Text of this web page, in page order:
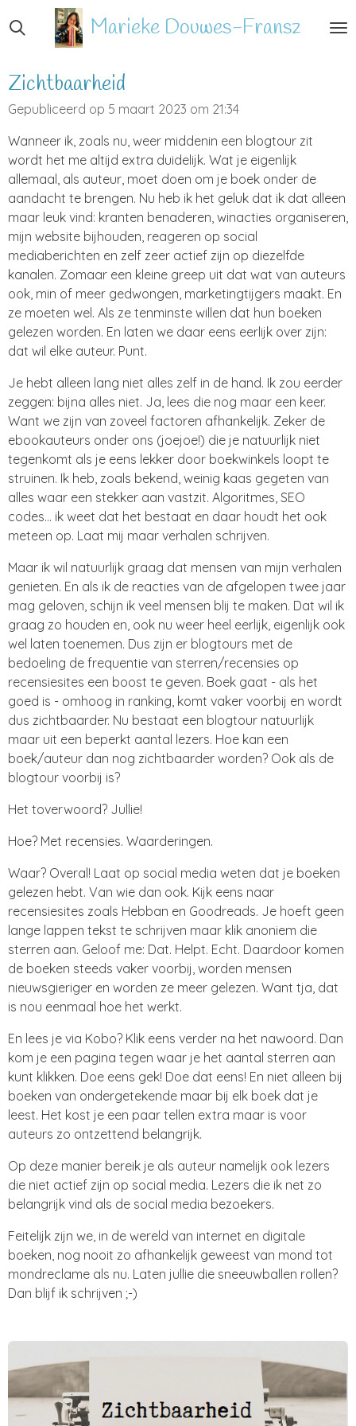
direct
de
hoofdinhoud
Marieke Douwes-Fransz
Zichtbaarheid
Gepubliceerd op 5 maart 2023 om 21:34
Wanneer ik, zoals nu, weer middenin een blogtour zit
wordt het me altijd extra duidelijk. Wat je eigenlijk
allemaal, als auteur, moet doen om je boek onder de
aandacht te brengen. Nu heb ik het geluk dat ik dat alleen
maar leuk vind: kranten benaderen, winacties organiseren,
mijn website bijhouden, reageren op social
mediaberichten en zelf zeer actief zijn op diezelfde
kanalen. Zomaar een kleine greep uit dat wat van auteurs
ook, min of meer gedwongen, marketingtijgers maakt. En
ze moeten wel. Als ze tenminste willen dat hun boeken
gelezen worden. En laten we daar eens eerlijk over zijn:
dat wil elke auteur. Punt.
Je hebt alleen lang niet alles zelf in de hand. Ik zou eerder
zeggen: bijna alles niet. Ja, lees die nog maar een keer.
Want we zijn van zoveel factoren afhankelijk. Zeker de
ebookauteurs onder ons (joejoe!) die je natuurlijk niet
tegenkomt als je eens lekker door boekwinkels loopt te
struinen. Ik heb, zoals bekend, weinig kaas gegeten van
alles waar een stekker aan vastzit. Algoritmes, SEO
codes... ik weet dat het bestaat en daar houdt het ook
meteen op. Laat mij maar verhalen schrijven.
Maar ik wil natuurlijk graag dat mensen van mijn verhalen
genieten. En als ik de reacties van de afgelopen twee jaar
mag geloven, schijn ik veel mensen blij te maken. Dat wil ik
graag zo houden en, ook nu weer heel eerlijk, eigenlijk ook
wel laten toenemen. Dus zijn er blogtours met de
bedoeling de frequentie van sterren/recensies op
recensiesites een boost te geven. Boek gaat - als het
goed is - omhoog in ranking, komt vaker voorbij en wordt
dus zichtbaarder. Nu bestaat een blogtour natuurlijk
maar uit een beperkt aantal lezers. Hoe kan een
boek/auteur dan nog zichtbaarder worden? Ook als de
blogtour voorbij is?
Het toverwoord? Jullie!
Hoe? Met recensies. Waarderingen.
Waar? Overal! Laat op social media weten dat je boeken
gelezen hebt. Van wie dan ook. Kijk eens naar
recensiesites zoals Hebban en Goodreads. Je hoeft geen
lange lappen tekst te schrijven maar klik anoniem die
sterren aan. Geloof me: Dat. Helpt. Echt. Daardoor komen
de boeken steeds vaker voorbij, worden mensen
nieuwsgieriger en worden ze meer gelezen. Want tja, dat
is nou eenmaal hoe het werkt.
En lees je via Kobo? Klik eens verder na het nawoord. Dan
kom je een pagina tegen waar je het aantal sterren aan
kunt klikken. Doe eens gek! Doe dat eens! En niet alleen bij
boeken van ondergetekende maar bij elk boek dat je
leest. Het kost je een paar tellen extra maar is voor
auteurs zo ontzettend belangrijk.
Op deze manier bereik je als auteur namelijk ook lezers
die niet actief zijn op social media. Lezers die ik net zo
belangrijk vind als de social media bezoekers.
Feitelijk zijn we, in de wereld van internet en digitale
boeken, nog nooit zo afhankelijk geweest van mond tot
mondreclame als nu. Laten jullie die sneeuwballen rollen?
Dan blijf ik schrijven ;-)